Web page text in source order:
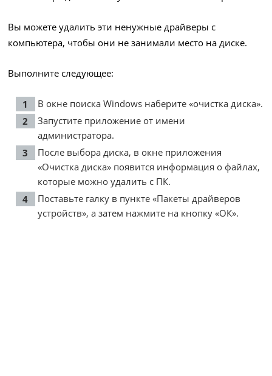
Вы можете удалить эти ненужные драйверы с
компьютера, чтобы они не занимали место на диске.
Выполните следующее:
В окне поиска Windows наберите «очистка диска».
Запустите приложение от имени
администратора.
После выбора диска, в окне приложения
«Очистка диска» появится информация о файлах,
которые можно удалить с ПК.
Поставьте галку в пункте «Пакеты драйверов
устройств», а затем нажмите на кнопку «ОК».